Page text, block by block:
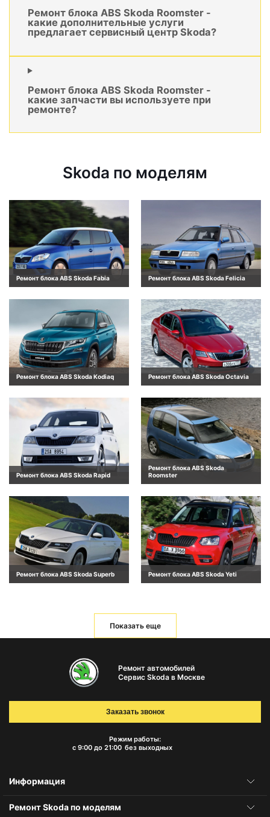
Ремонт блока ABS Skoda Roomster -
какие дополнительные услуги
предлагает сервисный центр Skoda?
Ремонт блока ABS Skoda Roomster -
какие запчасти вы используете при
ремонте?
Skoda по моделям
Ремонт блока ABS Skoda Fabia Ремонт блока ABS Skoda Felicia
Ремонт блока ABS Skoda Kodiaq Ремонт блока ABS Skoda Octavia
Ремонт блока ABS Skoda Rapid
Ремонт блока ABS Skoda
Roomster
Ремонт блока ABS Skoda Superb Ремонт блока ABS Skoda Yeti
Показать еще
Ремонт автомобилей
Сервис Skoda в Москве
Режим работы:
с 9:00 до 21:00 без выходных
Заказать звонок
Информация
Ремонт Skoda по моделям